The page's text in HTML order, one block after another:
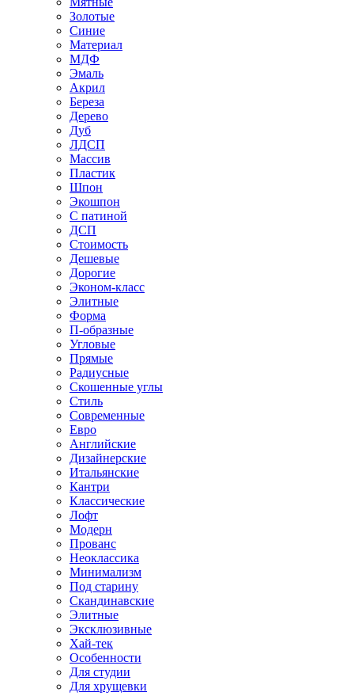
Золотые
Синие
Материал
МДФ
Эмаль
Акрил
Береза
Дерево
Дуб
ЛДСП
Массив
Пластик
Шпон
Экошпон
С патиной
ДСП
Стоимость
Дешевые
Дорогие
Эконом-класс
Элитные
Форма
П-образные
Угловые
Прямые
Радиусные
Скошенные углы
Стиль
Современные
Евро
Английские
Дизайнерские
Итальянские
Кантри
Классические
Лофт
Модерн
Прованс
Неоклассика
Минимализм
Под старину
Скандинавские
Элитные
Эксклюзивные
Хай-тек
Особенности
Для студии
Для хрущевки